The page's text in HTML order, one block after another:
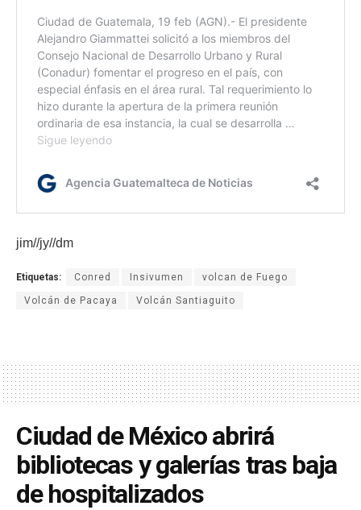
jim//jy//dm
Etiquetas: Conred Insivumen volcan de Fuego
Volcán de Pacaya Volcán Santiaguito
Ciudad de México abrirá
bibliotecas y galerías tras baja
de hospitalizados